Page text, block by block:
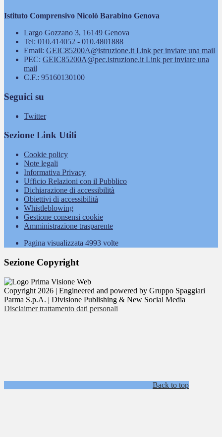
Istituto Comprensivo Nicolò Barabino Genova
Largo Gozzano 3, 16149 Genova
Tel: 010.414052 - 010.4801888
Email: GEIC85200A@istruzione.it Link per inviare una mail
PEC: GEIC85200A@pec.istruzione.it Link per inviare una
mail
C.F.: 95160130100
Seguici su
Twitter
Sezione Link Utili
Cookie policy
Note legali
Informativa Privacy
Ufficio Relazioni con il Pubblico
Dichiarazione di accessibilità
Obiettivi di accessibilità
Whistleblowing
Gestione consensi cookie
Amministrazione trasparente
Pagina visualizzata 4993 volte
Sezione Copyright
Copyright 2026 | Engineered and powered by Gruppo Spaggiari
Parma S.p.A. | Divisione Publishing & New Social Media
Disclaimer trattamento dati personali
Back to top